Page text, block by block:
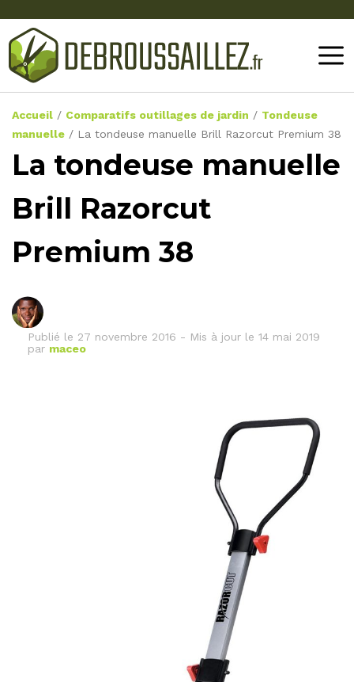
Accueil / Comparatifs outillages de jardin / Tondeuse
manuelle / La tondeuse manuelle Brill Razorcut Premium 38
La tondeuse manuelle
Brill Razorcut
Premium 38
Publié le 27 novembre 2016 - Mis à jour le 14 mai 2019
par maceo